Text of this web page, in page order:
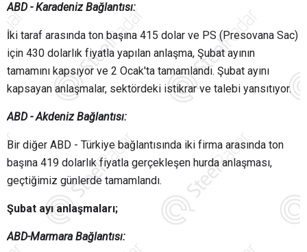
ABD - KaradenizBağlantısı:
İki taraf arasında ton başına 415 dolar ve PS (Presovana Sac)
için 430 dolarlık fiyatla yapılan anlaşma, Şubat ayının
tamamını kapsıyor ve 2 Ocak'ta tamamlandı. Şubat ayını
kapsayan anlaşmalar, sektördeki istikrar ve talebi yansıtıyor.
ABD - AkdenizBağlantısı:
Bir diğer ABD - Türkiye bağlantısında iki firma arasında ton
başına 419 dolarlık fiyatla gerçekleşen hurda anlaşması,
geçtiğimiz günlerde tamamlandı.
Şubat ayı anlaşmaları;
ABD-MarmaraBağlantısı: